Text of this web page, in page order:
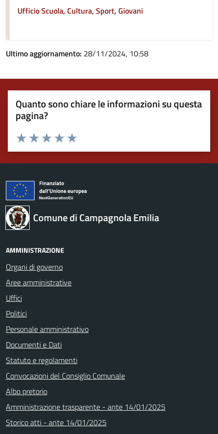
Ufficio Scuola, Cultura, Sport, Giovani
Ultimo aggiornamento: 28/11/2024, 10:58
Quanto sono chiare le informazioni su questa
pagina?
Valuta 5 stelle su 5
Valuta 4 stelle su 5
Valuta 3 stelle su 5
Valuta 2 stelle su 5
Valuta 1 stelle su 5
Comune di Campagnola Emilia
AMMINISTRAZIONE
Organi di governo
Aree amministrative
Uffici
Politici
Personale amministrativo
Documenti e Dati
Statuto e regolamenti
Convocazioni del Consiglio Comunale
Albo pretorio
Amministrazione trasparente - ante 14/01/2025
Storico atti - ante 14/01/2025